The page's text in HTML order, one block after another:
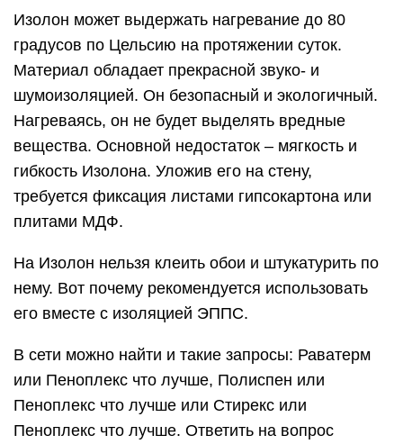
Изолон может выдержать нагревание до 80
градусов по Цельсию на протяжении суток.
Материал обладает прекрасной звуко- и
шумоизоляцией. Он безопасный и экологичный.
Нагреваясь, он не будет выделять вредные
вещества. Основной недостаток – мягкость и
гибкость Изолона. Уложив его на стену,
требуется фиксация листами гипсокартона или
плитами МДФ.
На Изолон нельзя клеить обои и штукатурить по
нему. Вот почему рекомендуется использовать
его вместе с изоляцией ЭППС.
В сети можно найти и такие запросы: Раватерм
или Пеноплекс что лучше, Полиспен или
Пеноплекс что лучше или Стирекс или
Пеноплекс что лучше. Ответить на вопрос